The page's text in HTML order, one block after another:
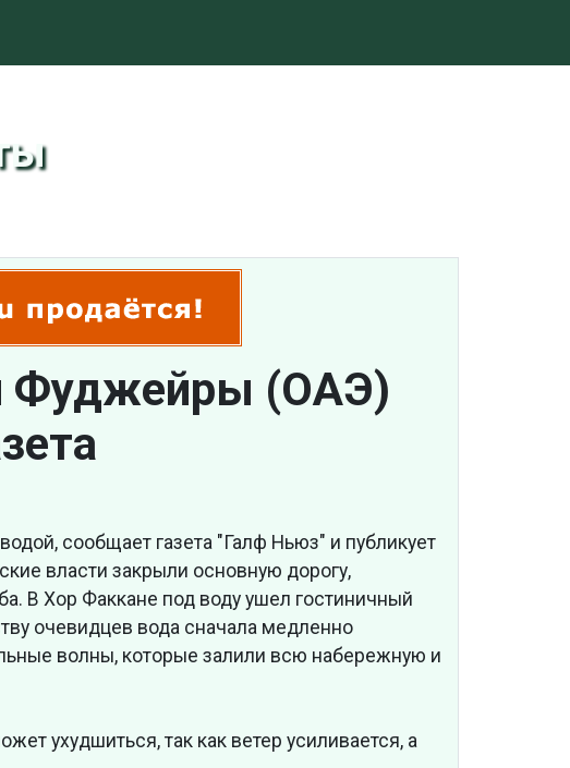
Фуджейры (ОАЭ)
сообщает газета "Галф Ньюз" и публикует
власти закрыли основную дорогу,
В Хор Факкане под воду ушел гостиничный
очевидцев вода сначала медленно
волны, которые залили всю набережную и
ухудшиться, так как ветер усиливается, а